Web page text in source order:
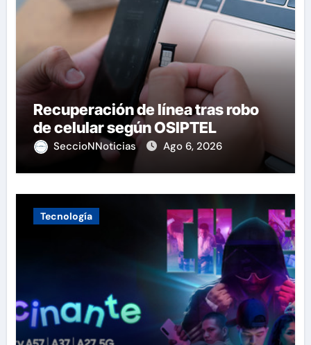
Recuperación de línea tras robo
de celular según OSIPTEL
SeccioNNoticias Ago 6, 2026
Tecnología